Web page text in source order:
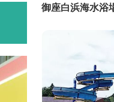
御座白浜海水浴